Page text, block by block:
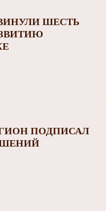
ШЕСТЬ
ПОДПИСАЛ